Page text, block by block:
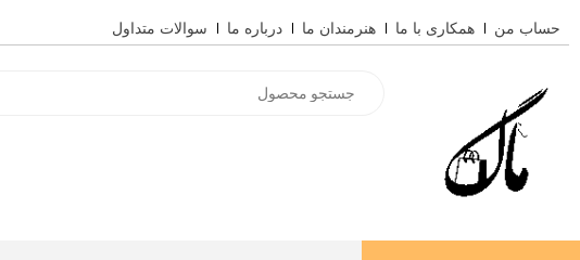
به
حساب من همکاری با ما هنرمندان ما درباره ما سوالات متداول
search